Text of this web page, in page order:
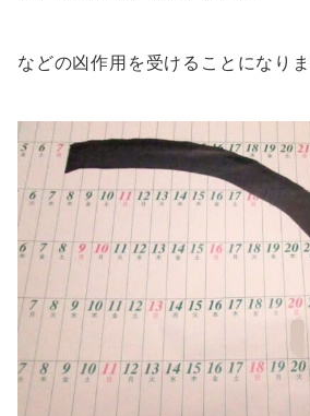
などの凶作用を受けることになりま